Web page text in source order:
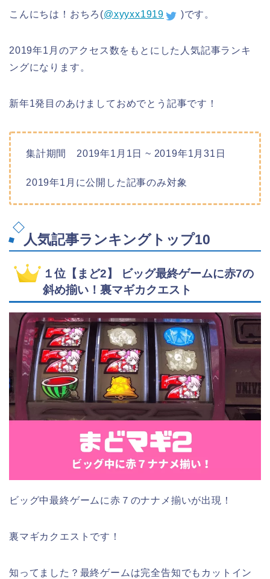
こんにちは！おちろ(@xyyxx1919 )です。
2019年1月のアクセス数をもとにした人気記事ランキ
ングになります。
新年1発目のあけましておめでとう記事です！
集計期間 2019年1月1日 ~ 2019年1月31日
2019年1月に公開した記事のみ対象
人気記事ランキングトップ10
１位【まど2】 ビッグ最終ゲームに赤7の
斜め揃い！裏マギカクエスト
ビッグ中最終ゲームに赤７のナナメ揃いが出現！
裏マギカクエストです！
知ってました？最終ゲームは完全告知でもカットイン